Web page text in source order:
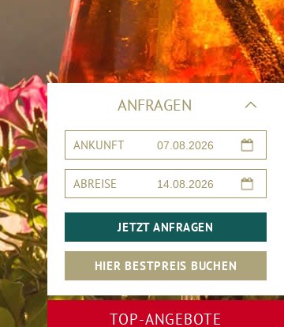
ANFRAGEN
ANKUNFT
ABREISE
JETZT ANFRAGEN
HIER BESTPREIS BUCHEN
TOP-ANGEBOTE